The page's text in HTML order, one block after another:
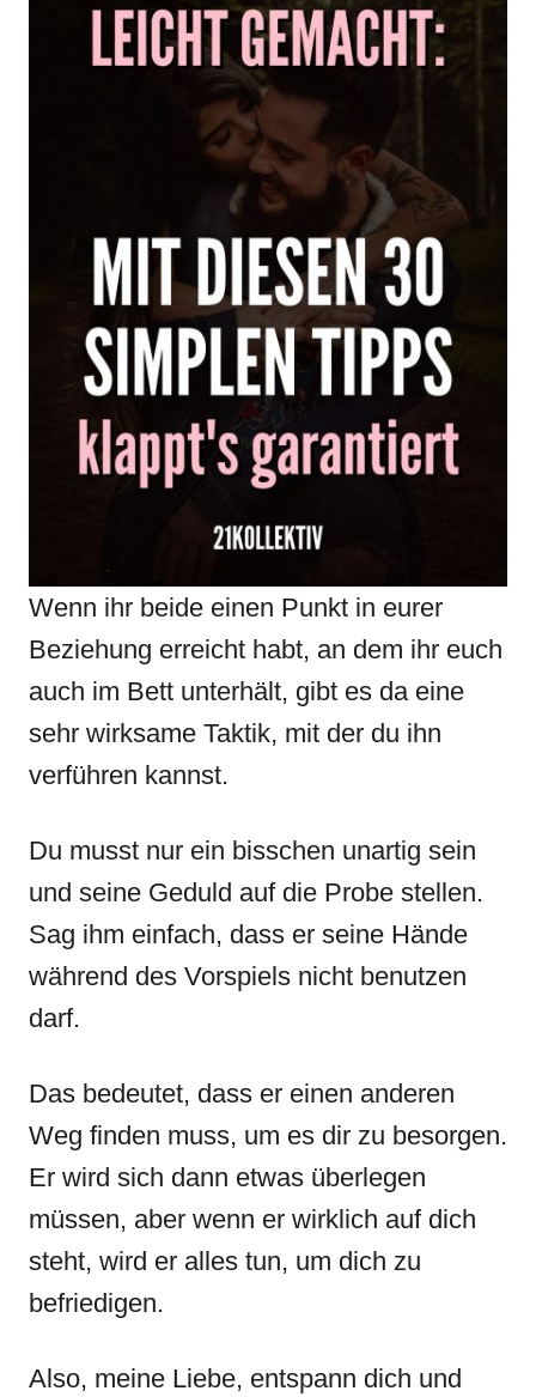
Wenn ihr beide einen Punkt in eurer
Beziehung erreicht habt, an dem ihr euch
auch im Bett unterhält, gibt es da eine
sehr wirksame Taktik, mit der du ihn
verführen kannst.
Du musst nur ein bisschen unartig sein
und seine Geduld auf die Probe stellen.
Sag ihm einfach, dass er seine Hände
während des Vorspiels nicht benutzen
darf.
Das bedeutet, dass er einen anderen
Weg finden muss, um es dir zu besorgen.
Er wird sich dann etwas überlegen
müssen, aber wenn er wirklich auf dich
steht, wird er alles tun, um dich zu
befriedigen.
Also, meine Liebe, entspann dich und